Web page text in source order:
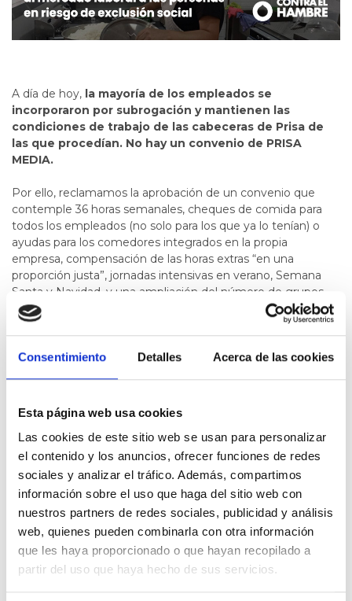
Consentimiento Detalles Acerca de las cookies
Esta página web usa cookies
Las cookies de este sitio web se usan para personalizar
el contenido y los anuncios, ofrecer funciones de redes
sociales y analizar el tráfico. Además, compartimos
información sobre el uso que haga del sitio web con
nuestros partners de redes sociales, publicidad y análisis
web, quienes pueden combinarla con otra información
que les haya proporcionado o que hayan recopilado a
partir del uso que haya hecho de sus servicios.
A día de hoy, la mayoría de los empleados se
incorporaron por subrogación y mantienen las
condiciones de trabajo de las cabeceras de Prisa de
las que procedían. No hay un convenio de PRISA
MEDIA.
Por ello, reclamamos la aprobación de un convenio que
contemple 36 horas semanales, cheques de comida para
todos los empleados (no solo para los que ya lo tenían) o
ayudas para los comedores integrados en la propia
empresa, compensación de las horas extras “en una
proporción justa”, jornadas intensivas en verano, Semana
Santa y Navidad, y una ampliación del número de grupos
salariales con opción a tener un plan de carrera.
los trabajadores teletrabajen un mínimo de dos días
tener en cuenta que en Prisa Media trabajan 340
trabajadores -300 en convenio y 40 fuera- que realizan
distintos servicios transversales dentro del grupo.
Las condiciones propuestas desde los despachos
precariza a la mayoría del personal, aumentando las
horas efectivas de trabajo. Además, elimina derechos
que tienen los trabajadores para las nuevas
contrataciones.
Nos gustaría que el Congreso de los Diputados se hiciera
eco de nuestra situación.